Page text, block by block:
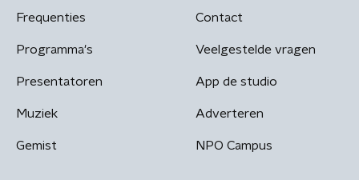
Frequenties
Programma's
Presentatoren
Muziek
Gemist
Contact
Veelgestelde vragen
App de studio
Adverteren
NPO Campus